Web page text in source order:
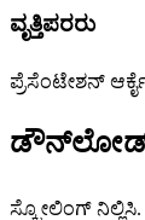
ವೃತ್ತಿಪರರು
ಪ್ರೆಸೆಂಟೇಶನ್
ಡೌನ್‌ಲೋಡ್
ಸ್ಕ್ರೋಲಿಂಗ್